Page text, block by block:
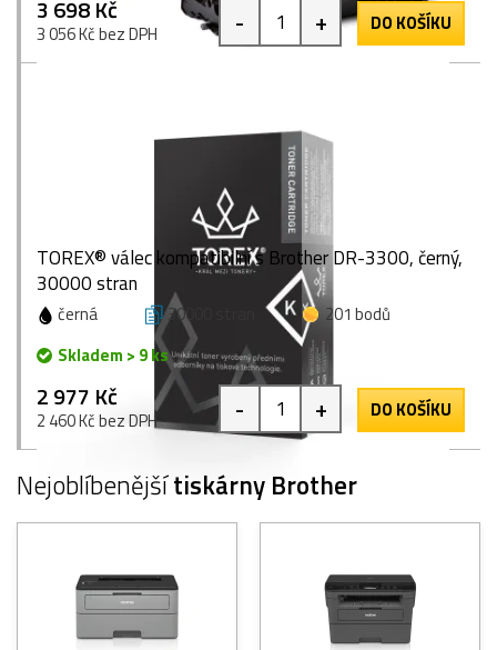
3 698 Kč
3 056 Kč bez DPH - + DO KOŠÍKU
TOREX® válec kompatibilní s Brother DR-3300, černý,
30000 stran
černá 30000 stran
201 bodů
Skladem > 9 ks
2 977 Kč
2 460 Kč bez DPH - + DO KOŠÍKU
Nejoblíbenějšítiskárny Brother